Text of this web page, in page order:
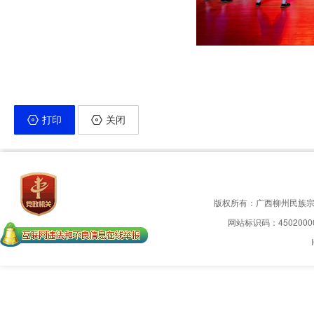
打印 关闭
版权所有：广西柳州民族
网站标识码：